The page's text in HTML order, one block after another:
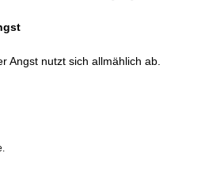
Angst nutzt sich allmählich ab.